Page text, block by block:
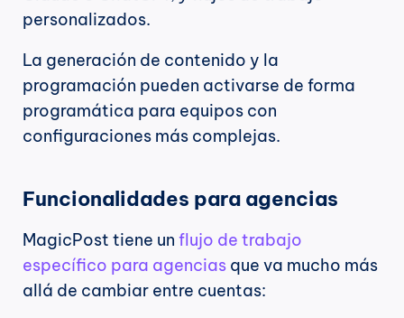
personalizados.
La generación de contenido y la
programación pueden activarse de forma
programática para equipos con
configuraciones más complejas.
Funcionalidades para agencias
MagicPost tiene un flujo de trabajo
específico para agencias que va mucho más
allá de cambiar entre cuentas: